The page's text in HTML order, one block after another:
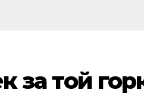
за той